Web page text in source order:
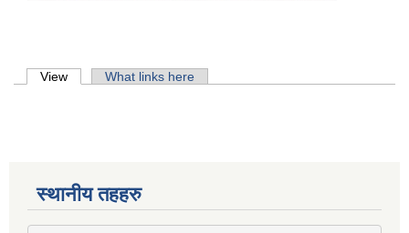
Primary tabs
View (active tab)What links here
स्थानीय तहहरु